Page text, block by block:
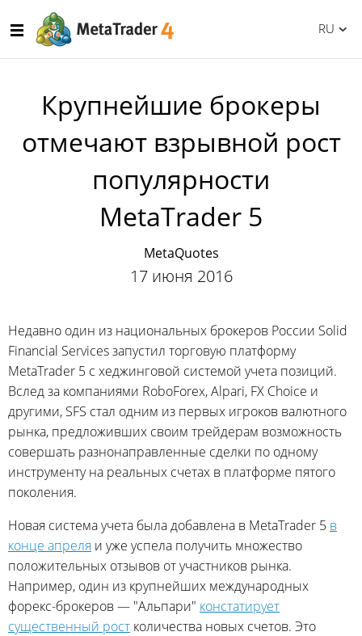
RU
Крупнейшие брокеры
отмечают взрывной рост
популярности
MetaTrader 5
MetaQuotes
17 июня 2016
Недавно один из национальных брокеров России Solid
Financial Services запустил торговую платформу
MetaTrader 5 с хеджинговой системой учета позиций.
Вслед за компаниями RoboForex, Alpari, FX Choice и
другими, SFS стал одним из первых игроков валютного
рынка, предложивших своим трейдерам возможность
совершать разнонаправленные сделки по одному
инструменту на реальных счетах в платформе пятого
поколения.
Новая система учета была добавлена в MetaTrader 5 в
конце апреля и уже успела получить множество
положительных отзывов от участников рынка.
Например, один из крупнейших международных
форекс-брокеров — "Альпари" констатирует
существенный рост количества новых счетов. Это